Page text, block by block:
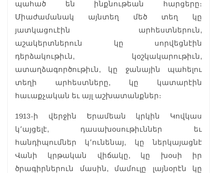
պահած են ինքնութեան հարցերը։
Միաժամանակ այնտեղ մեծ տեղ կը
յատկացուէին արհեստներուն,
աշակերտներուն կը սորվեցնէին
դերձակութիւն, կօշկակարութիւն,
ատաղձագործութիւն, կը ջանային պահելու
տեղի արհեստները, կը կատարէին
հաւաքչական եւ այլ աշխատանքներ։
1913-ի վերջին Երամեան կրկին Կովկաս
կ՚այցելէ, դասախօսութիւններ եւ
հանդիպումներ կ՚ունենայ, կը ներկայացնէ
Վանի կրթական վիճակը, կը խօսի իր
ծրագիրներուն մասին, մամուլը լայնօրէն կը